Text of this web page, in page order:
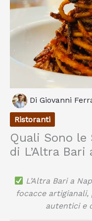
Di Giovanni
Ristoranti
Quali Sono le
di L’Altra Bari
L’Altra Bari a
focacce
autentici e